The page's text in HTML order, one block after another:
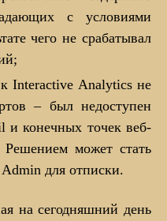
с условиями
чего не срабатывал
Interactive Analytics не
– был недоступен
и конечных точек веб-
Решением может стать
для отписки.
на сегодняшний день